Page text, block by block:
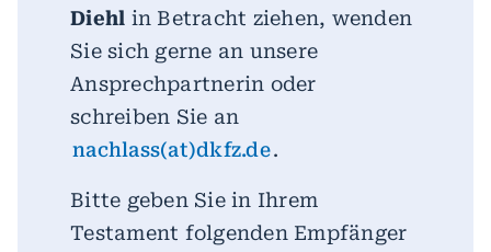
Diehl in Betracht ziehen, wenden
Sie sich gerne an unsere
Ansprechpartnerin oder
schreiben Sie an
nachlass(at)dkfz.de.
Bitte geben Sie in Ihrem
Testament folgenden Empfänger